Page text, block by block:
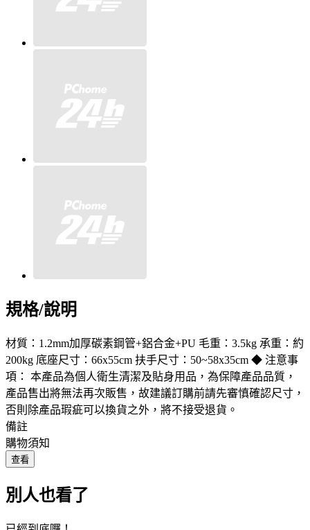
規格/說明
材質：1.2mm加厚碳素鋼管+鋁合金+PU 毛重：3.5kg 承重：約
200kg 底座尺寸：66x55cm 扶手尺寸：50~58x35cm ◆ 注意事
項： 本產品為個人衛生清潔及貼身用品，為保障產品品質，
產品售出將無法再次販售，故建議訂購前請先審慎確認尺寸，
否則除產品瑕疵可以換貨之外，將不接受退貨。
備註
購物須知
查看
別人也看了